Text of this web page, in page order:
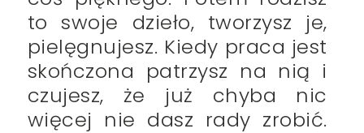
to swoje dzieło, tworzysz je,
pielęgnujesz. Kiedy praca jest
skończona patrzysz na nią i
czujesz, że już chyba nic
więcej nie dasz rady zrobić.